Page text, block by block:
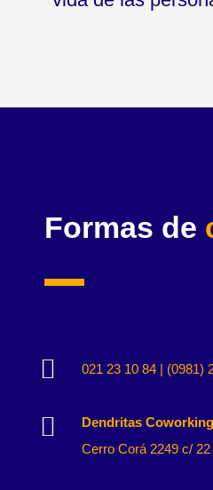
Formas de
 021 23 10 84 | (0981)

Dendritas Coworking
Cerro Corá 2249 c/